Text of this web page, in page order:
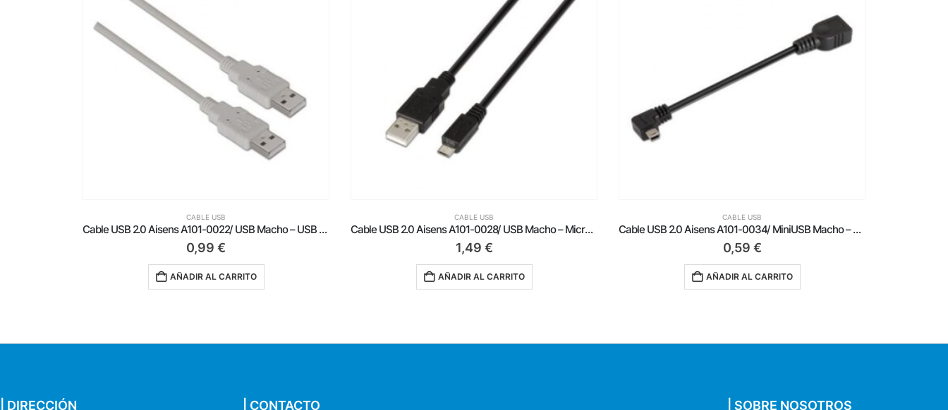
CABLE USB
Cable USB 2.0 Aisens A101-0022/ USB Macho – USB Macho/ Hasta 2.5W/ 60Mbps/ 2m/ Beige
0,99 €
AÑADIR AL CARRITO
CABLE USB
Cable USB 2.0 Aisens A101-0028/ USB Macho – MicroUSB Macho/ Hasta 2.5W/ 60Mbps/ 1.8m/ Negro
1,49 €
AÑADIR AL CARRITO
CABLE USB
Cable USB 2.0 Aisens A101-0034/ MiniUSB Macho – USB Hembra/ Hasta 2.5W/ 60Mbps/ 15cm/ Negro
0,59 €
AÑADIR AL CARRITO
| DIRECCIÓN | CONTACTO | SOBRE NOSOTROS